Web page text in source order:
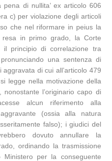
pena di nullita’ ex articolo 606
c) per violazione degli articoli
che nel riformare in peius la
resa in primo grado, la Corte
il principio di correlazione tra
una sentenza di
aggravata di cui all’articolo 479
legge nella motivazione della
nonostante l’originario capo di
alcun riferimento alla
(ossia alla natura
falso); i giudici del
dovuto annullare la
ordinando la trasmissione
per la conseguente